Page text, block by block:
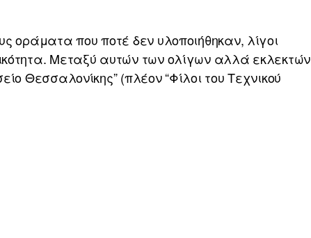
οράματα που ποτέ δεν υλοποιήθηκαν, λίγοι
Μεταξύ αυτών των ολίγων αλλά εκλεκτών
Θεσσαλονίκης” (πλέον “Φίλοι του Τεχνικού